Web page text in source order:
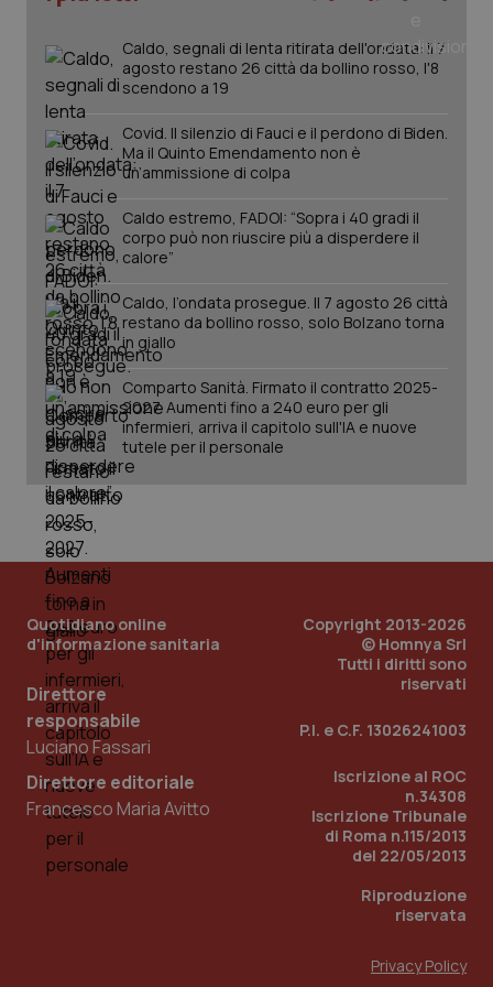
Sangue & coagulazione
Tiroide
Tumore al seno
Tumore ovarico
Tumori del Polmone & Testa Collo
Tumori gastrointestinali
Ulcera & Reflusso
Vaccini
Caldo, segnali di lenta ritirata dell'ondata: il 7
agosto restano 26 città da bollino rosso, l'8
scendono a 19
Covid. Il silenzio di Fauci e il perdono di Biden.
Ma il Quinto Emendamento non è
un’ammissione di colpa
Caldo estremo, FADOI: “Sopra i 40 gradi il
corpo può non riuscire più a disperdere il
calore”
Caldo, l’ondata prosegue. Il 7 agosto 26 città
restano da bollino rosso, solo Bolzano torna
in giallo
Comparto Sanità. Firmato il contratto 2025-
2027. Aumenti fino a 240 euro per gli
infermieri, arriva il capitolo sull'IA e nuove
tutele per il personale
Quotidiano online
d'informazione sanitaria
Direttore
responsabile
Luciano Fassari
Direttore editoriale
Francesco Maria Avitto
Copyright 2013-2026
© Homnya Srl
Tutti i diritti sono
riservati
P.I. e C.F. 13026241003
Iscrizione al ROC
n.34308
Iscrizione Tribunale
di Roma n.115/2013
del 22/05/2013
Riproduzione
riservata
Privacy Policy
CookieScriptConsent
CookieScript
www.quotidianosanita.it
tracking-sites-ironfish-
session-id
www.quotidianosanita.it
2
.quotidianosanita.it
mese